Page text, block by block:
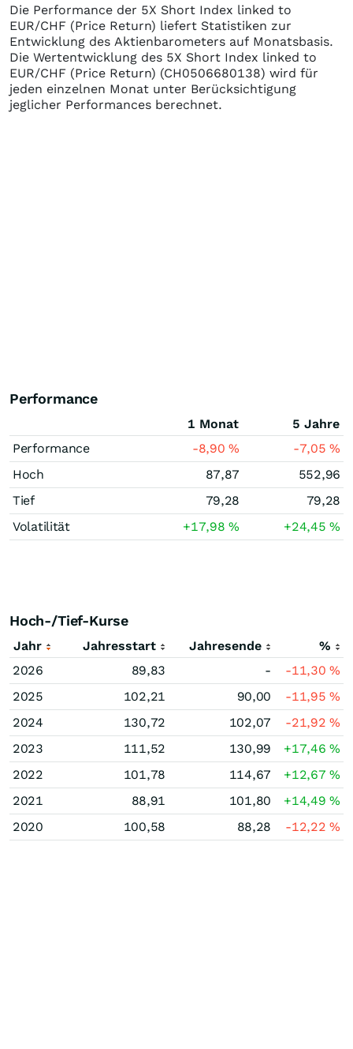
Die Performance der 5X Short Index linked to
EUR/CHF (Price Return) liefert Statistiken zur
Entwicklung des Aktienbarometers auf Monatsbasis.
Die Wertentwicklung des 5X Short Index linked to
EUR/CHF (Price Return) (CH0506680138) wird für
jeden einzelnen Monat unter Berücksichtigung
jeglicher Performances berechnet.
Performance
1 Monat
5 Jahre
Performance
-8,90% -7,05%
Hoch
87,87
552,96
Tief
79,28
79,28
Volatilität
+17,98% +24,45%
Hoch-/Tief-Kurse
Jahr Jahresstart Jahresende
%
2026
89,83 - -11,30%
2025
102,21 90,00 -11,95%
2024
130,72 102,07 -21,92%
2023
111,52 130,99 +17,46%
2022
101,78 114,67 +12,67%
2021
88,91 101,80 +14,49%
2020
100,58 88,28 -12,22%